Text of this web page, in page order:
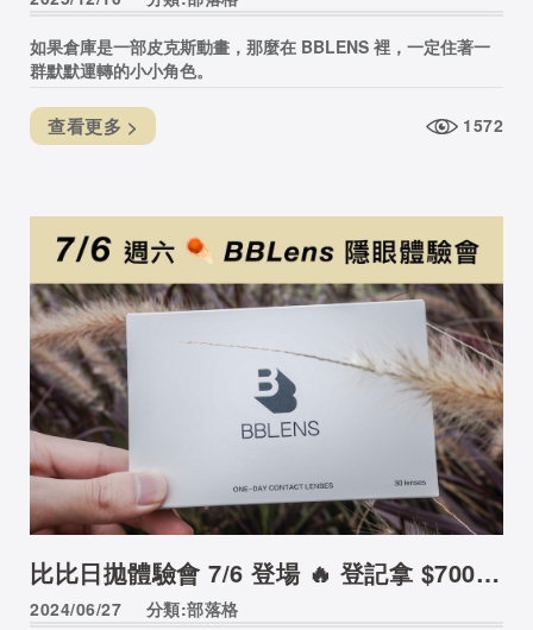
如果倉庫是一部皮克斯動畫，那麼在 BBLENS 裡，一定住著一
群默默運轉的小小角色。
查看更多 > 1572
比比日拋體驗會 7/6 登場 🔥 登記拿 $700 禮物
2024/06/27 分類:部落格